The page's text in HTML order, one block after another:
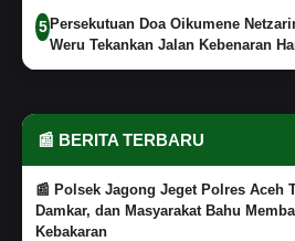
5Persekutuan Doa Oikumene
Weru Tekankan Jalan Kebenaran
📰 BERITA TERBARU
📰 Polsek Jagong Jeget Polres Aceh
Damkar, dan Masyarakat Bahu
Kebakaran